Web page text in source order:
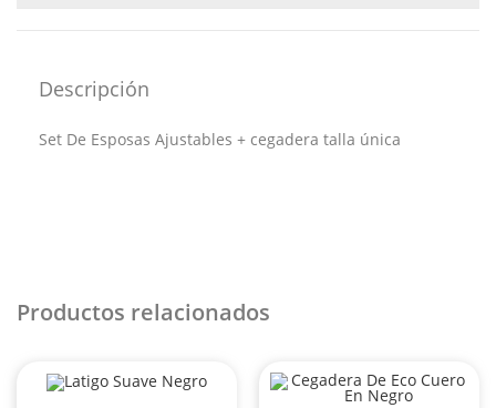
Descripción
Set De Esposas Ajustables + cegadera talla única
Productos relacionados